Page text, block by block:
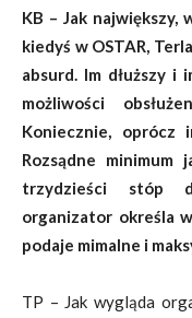
KB – Jak największy,
kiedyś w OSTAR,
absurd. Im dłuższy i
możliwości
Koniecznie, oprócz
Rozsądne
trzydzieści stóp
organizator określa
podaje mimalne i
TP – Jak wygląda